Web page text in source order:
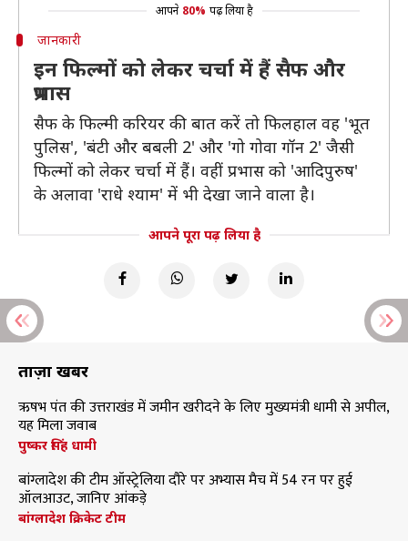
आपने 80% पढ़ लिया है
जानकारी
इन फिल्मों को लेकर चर्चा में हैं सैफ और
प्रभास
सैफ के फिल्मी करियर की बात करें तो फिलहाल वह 'भूत
पुलिस', 'बंटी और बबली 2' और 'गो गोवा गॉन 2' जैसी
फिल्मों को लेकर चर्चा में हैं। वहीं प्रभास को 'आदिपुरुष'
के अलावा 'राधे श्याम' में भी देखा जाने वाला है।
आपने पूरा पढ़ लिया है
ताज़ा खबरें
ऋषभ पंत की उत्तराखंड में जमीन खरीदने के लिए मुख्यमंत्री धामी से अपील,
यह मिला जवाब
पुष्कर सिंह धामी
बांग्लादेश की टीम ऑस्ट्रेलिया दौरे पर अभ्यास मैच में 54 रन पर हुई
ऑलआउट, जानिए आंकड़े
बांग्लादेश क्रिकेट टीम